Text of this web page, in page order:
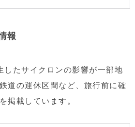
報
たサイクロンの影響が一部地
道の運休区間など、旅行前に確
掲載しています。